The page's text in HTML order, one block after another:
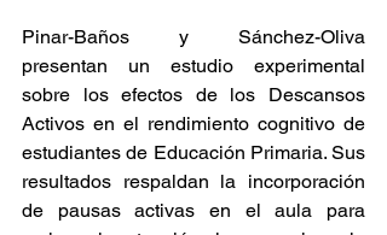
Pinar-Baños y Sánchez-Oliva
presentan un estudio experimental
sobre los efectos de los Descansos
Activos en el rendimiento cognitivo de
estudiantes de Educación Primaria. Sus
resultados respaldan la incorporación
de pausas activas en el aula para